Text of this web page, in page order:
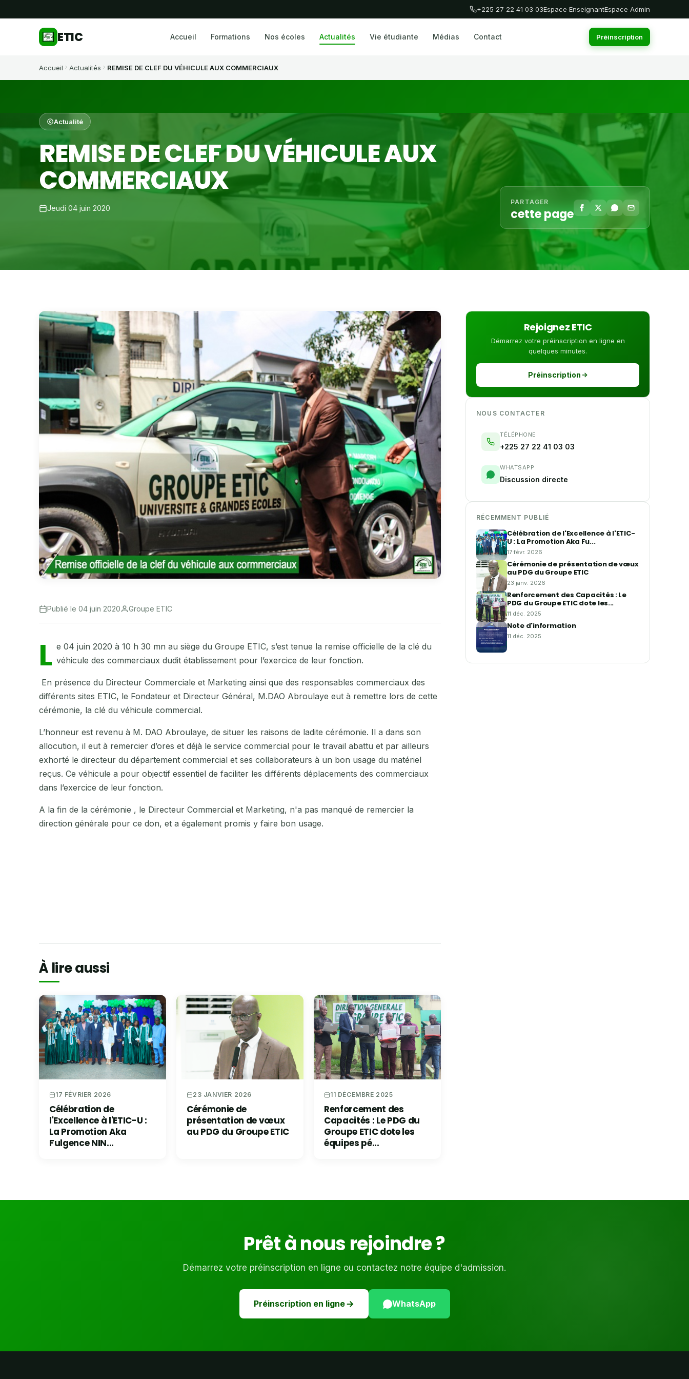
+225 27 22 41 03 03Espace EnseignantEspace Admin
ETIC Accueil Formations Nos écoles Actualités Vie étudiante Médias Contact Préinscription
Accueil Actualités REMISE DE CLEF DU VÉHICULE AUX COMMERCIAUX
Actualité
REMISE DE CLEF DU VÉHICULE AUX
COMMERCIAUX
Jeudi 04 juin 2020
PARTAGER
cette page
Publié le 04 juin 2020 Groupe ETIC
L e 04 juin 2020 à 10 h 30 mn au siège du Groupe ETIC, s’est tenue la remise officielle de la clé du
véhicule des commerciaux dudit établissement pour l’exercice de leur fonction.
En présence du Directeur Commerciale et Marketing ainsi que des responsables commerciaux des
différents sites ETIC, le Fondateur et Directeur Général, M.DAO Abroulaye eut à remettre lors de cette
cérémonie, la clé du véhicule commercial.
L’honneur est revenu à M. DAO Abroulaye, de situer les raisons de ladite cérémonie. Il a dans son
allocution, il eut à remercier d’ores et déjà le service commercial pour le travail abattu et par ailleurs
exhorté le directeur du département commercial et ses collaborateurs à un bon usage du matériel
reçus. Ce véhicule a pour objectif essentiel de faciliter les différents déplacements des commerciaux
dans l’exercice de leur fonction.
A la fin de la cérémonie , le Directeur Commercial et Marketing, n'a pas manqué de remercier la
direction générale pour ce don, et a également promis y faire bon usage.
À lire aussi
17 FÉVRIER 2026
Célébration de
l'Excellence à l'ETIC-U :
La Promotion Aka
Fulgence NIN...
23 JANVIER 2026
Cérémonie de
présentation de vœux
au PDG du Groupe ETIC
11 DÉCEMBRE 2025
Renforcement des
Capacités : Le PDG du
Groupe ETIC dote les
équipes pé...
Rejoignez ETIC
Démarrez votre préinscription en ligne en
quelques minutes.
Préinscription
NOUS CONTACTER
TÉLÉPHONE
+225 27 22 41 03 03
WHATSAPP
Discussion directe
RÉCEMMENT PUBLIÉ
Célébration de l'Excellence à l'ETIC-
U : La Promotion Aka Fu...
17 févr. 2026
Cérémonie de présentation de vœux
au PDG du Groupe ETIC
23 janv. 2026
Renforcement des Capacités : Le
PDG du Groupe ETIC dote les...
11 déc. 2025
Note d'information
11 déc. 2025
Prêt à nous rejoindre ?
Démarrez votre préinscription en ligne ou contactez notre équipe d'admission.
Préinscription en ligne WhatsApp